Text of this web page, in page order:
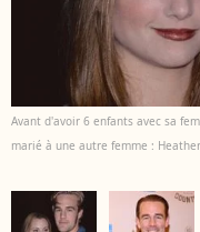
Avant d'avoir 6 enfants avec sa
marié à une autre femme :